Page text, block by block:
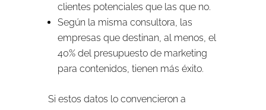
clientes potenciales que las que no.
Según la misma consultora, las
empresas que destinan, al menos, el
40% del presupuesto de marketing
para contenidos, tienen más éxito.
Si estos datos lo convencieron a